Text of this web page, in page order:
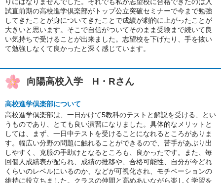
試直前期の高校進学倶楽部がトップ公立突破セミナーで今まで勉強
してきたことが身についてきたことで成績が劇的に上がったことが
大きいと思います。そこで自信がついてそのまま受験まで続いて良
い気持ちで受けることが出来ました。志望校を下げたり、手を抜い
て勉強しなくて良かったと深く感じています。
向陽高校入学 H・Rさん
高校進学倶楽部について
高校進学倶楽部は、一日かけて5教科のテストと解説を受ける、とい
うものであり、とても良い演習になりました。具体的なメリットと
しては、まず、一日中テストを受けることになれるところがありま
す。幅広い分野の問題に触れることができるので、苦手があぶり出
しやすく、克服の手助けとなるところも、良かったです。また、毎
回個人成績表が配られ、成績の推移や、合格可能性、自分が今どれ
くらいのレベルにいるのか、などが可視化され、モチベーションの
維持に役立ちました。クラスの仲間と高めあいながら楽しく学習を